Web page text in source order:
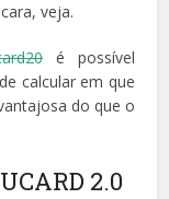
veja.
é possível
calcular em que
do que o
2.0